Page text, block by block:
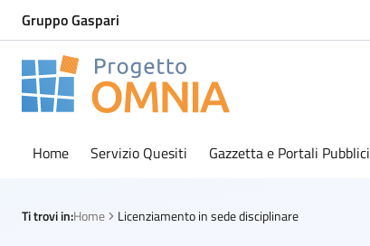
Gruppo Gaspari
Progetto Omnia
Home Servizio Quesiti Gazzetta e Portali Pubblici
Ti trovi in:Home Licenziamento in sede disciplinare